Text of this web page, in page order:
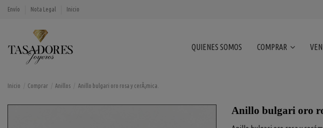
Envío Nota Legal Inicio
QUIENES SOMOS COMPRAR
Inicio Comprar Anillos Anillo bulgari oro rosa y cerÃ¡mica.
Anillo bulgari oro